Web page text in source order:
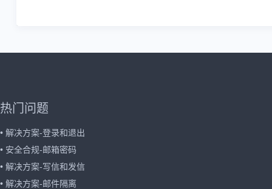
热门问题
• 解决方案-登录和退出
• 安全合规-邮箱密码
• 解决方案-写信和发信
• 解决方案-邮件隔离